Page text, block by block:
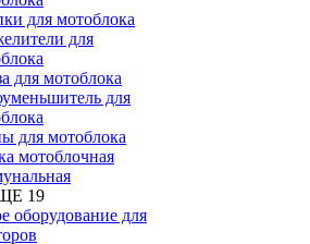
для мотоблока
для
для мотоблока
для
для мотоблока
мотоблочная
19